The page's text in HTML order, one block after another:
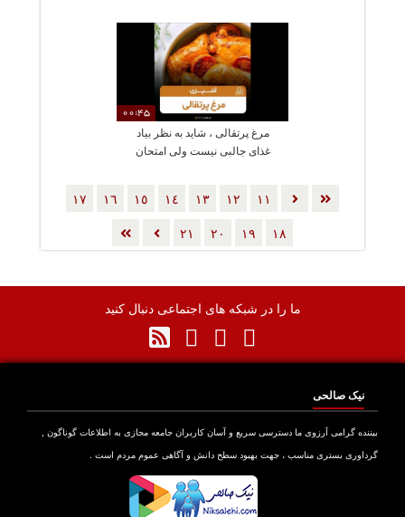
00:45
مرغ پرتقالی ، شاید به نظر بیاد
غذای جالبی نیست ولی امتحان
١١ ١٢ ١٣ ١٤ ١٥ ١٦ ١٧
١٨ ١٩ ٢٠ ٢١
ما را در شبکه های اجتماعی دنبال کنید
نیک صالحی
بیننده گرامی آرزوی ما دسترسی سریع و آسان کاربران جامعه مجازی به اطلاعات گوناگون ,
گرداوری بستری مناسب ، جهت بهبود سطح دانش و آگاهی عموم مردم است .